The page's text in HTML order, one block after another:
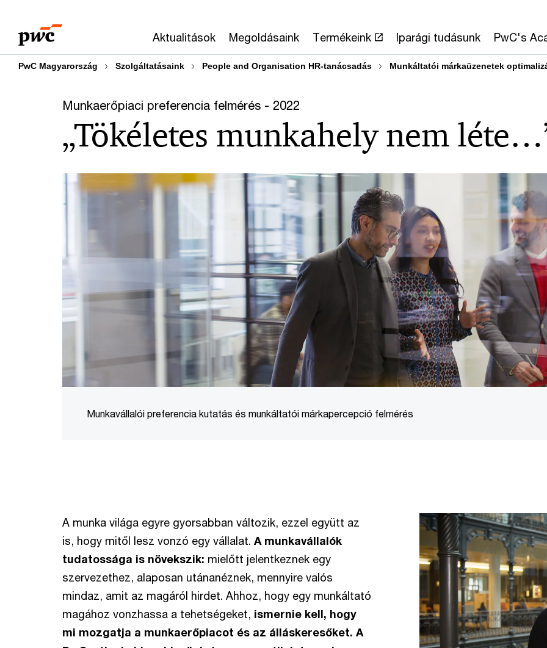
content
footer
Aktualitások Megoldásaink Termékeink Iparági tudásunk PwC's
PwC Magyarország Szolgáltatásaink People and Organisation HR-tanácsadás Munkáltatói márkaüzenetek
Munkaerőpiaci preferencia felmérés - 2022
„Tökéletes munkahely nem
Munkavállalói preferencia kutatás és munkáltatói márkapercepció felmérés
A munka világa egyre gyorsabban változik, ezzel együtt az
is, hogy mitől lesz vonzó egy vállalat. A munkavállalók
tudatossága is növekszik: mielőtt jelentkeznek egy
szervezethez, alaposan utánanéznek, mennyire valós
mindaz, amit az magáról hirdet. Ahhoz, hogy egy munkáltató
magához vonzhassa a tehetségeket, ismernie kell, hogy
mi mozgatja a munkaerőpiacot és az álláskeresőket. A